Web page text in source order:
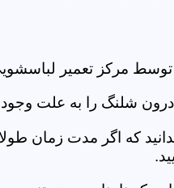
توسط مرکز تعمیر
شلنگ را به علت
که اگر مدت زمان